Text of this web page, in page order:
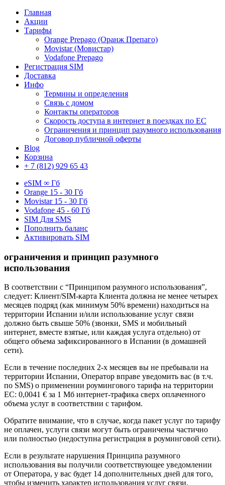
Главная
Акции
Тарифы
Orange Prepago (Оранж Препаго)
Movistar (Мовистар)
Vodafone Prepago
Регистрация SIM
Доставка
Инфо
Термины и определения
Связь с домом
Контакты операторов
Скорость доступа в интернет в поездках по ЕС
Ограничения и принцип разумного использования
Договор публичной оферты
Blog
Корзина
+ 7 (812) 929 65 43
eSIM ∞ Гб
Orange 15 - 30 Гб
Movistar 15 - 30 Гб
Vodafone 45 - 60 Гб
SIM Для SMS
Пополнить баланс
Активировать SIM
ограничения и принцип разумного
использования
В соответствии с “Принципом разумного использования”,
следует: Клиент/SIM-карта Клиента должна не менее четырех
месяцев подряд (как минимум 50% времени) находиться на
территории Испании и/или использование услуг связи
должно быть свыше 50% (звонки, SMS и мобильный
интернет, вместе взятые, или каждая услуга отдельно) от
общего объема зафиксированного в Испании (в домашней
сети).
Если в течение последних 2-х месяцев вы не пребывали на
территории Испании, Оператор вправе уведомить вас (в т.ч.
по SMS) о применении роумингового тарифа на территории
ЕС: 0,0041 € за 1 Мб интернет-трафика сверх оплаченного
объема услуг в соответствии с тарифом.
Обратите внимание, что в случае, когда пакет услуг по тарифу
не оплачен, услуги связи могут быть ограничены частично
или полностью (недоступна регистрация в роуминговой сети).
Если в результате нарушения Принципа разумного
использования вы получили соответствующее уведомлении
от Оператора, у вас будет 14 дополнительных дней для того,
чтобы изменить характер использования услуг связи.